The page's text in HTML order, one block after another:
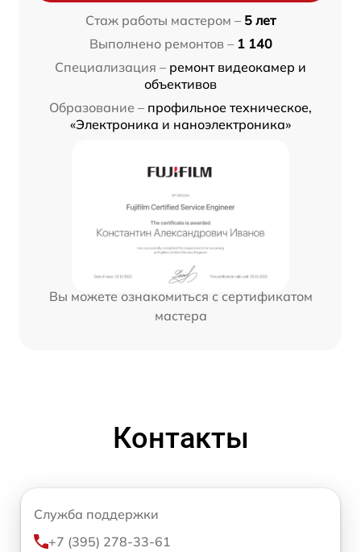
Стаж работы мастером – 5 лет
Выполнено ремонтов – 1 140
Специализация – ремонт видеокамер и
объективов
Образование – профильное техническое,
«Электроника и наноэлектроника»
Вы можете ознакомиться с сертификатом
мастера
Контакты
Служба поддержки
+7 (395) 278-33-61